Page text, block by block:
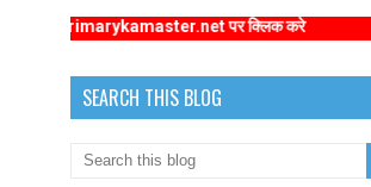
पर क्लिक करे
SEARCH THIS BLOG